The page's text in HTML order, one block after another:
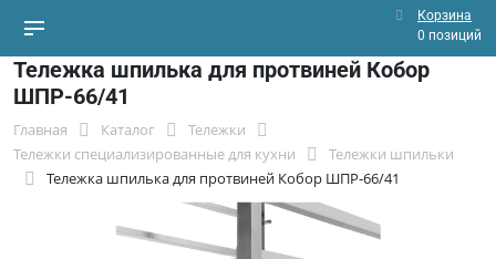
Корзина
0 позиций
Тележка шпилька для протвиней Кобор
ШПР-66/41
Главная Каталог
Тележки
Тележки специализированные для кухни
Тележки шпильки
Тележка шпилька для протвиней Кобор ШПР-66/41